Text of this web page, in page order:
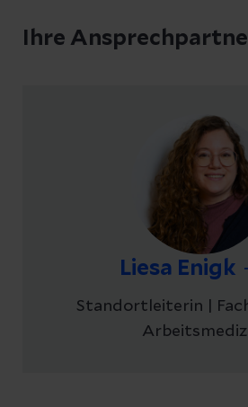
Ihre
Liesa Enigk
Standortleiterin |